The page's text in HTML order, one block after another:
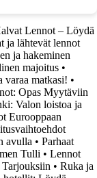
Lennot – Löydä
ja lähtevät lennot
ja hakeminen
majoitus •
varaa matkasi! •
Opas Myytäviin
Valon loistoa ja
Eurooppaan
avulla • Parhaat
Tulli • Lennot
• Ruka ja